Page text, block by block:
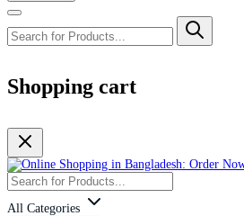
Shopping cart
All Categories